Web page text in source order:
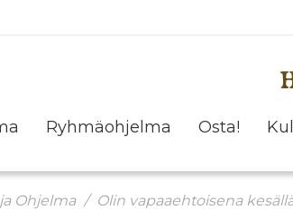
Ryhmäohjelma Osta!
Ohjelma Olin vapaaehtoisena